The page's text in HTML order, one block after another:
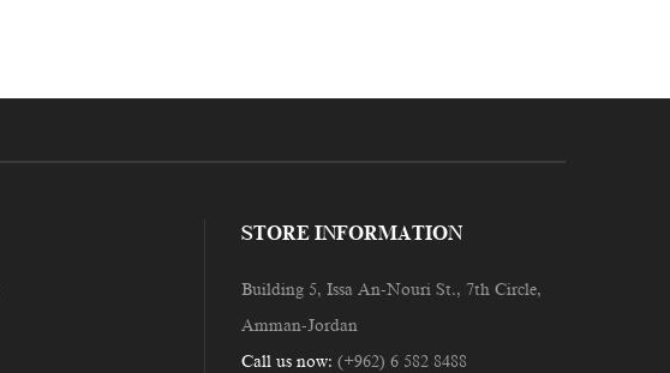
STORE INFORMATION
Building 5, Issa An-Nouri St., 7th Circle,
Amman-Jordan
Call us now: (+962) 6 582 8488